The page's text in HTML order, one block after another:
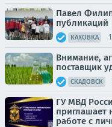
Павел
публикаций
КАХОВКА
Внимание,
поставщик
СКАДОВСК
ГУ МВД
приглашает
работе с